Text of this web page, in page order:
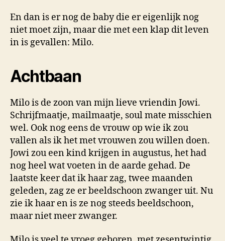
En dan is er nog de baby die er eigenlijk nog
niet moet zijn, maar die met een klap dit leven
in is gevallen: Milo.
Achtbaan
Milo is de zoon van mijn lieve vriendin Jowi.
Schrijfmaatje, mailmaatje, soul mate misschien
wel. Ook nog eens de vrouw op wie ik zou
vallen als ik het met vrouwen zou willen doen.
Jowi zou een kind krijgen in augustus, het had
nog heel wat voeten in de aarde gehad. De
laatste keer dat ik haar zag, twee maanden
geleden, zag ze er beeldschoon zwanger uit. Nu
zie ik haar en is ze nog steeds beeldschoon,
maar niet meer zwanger.